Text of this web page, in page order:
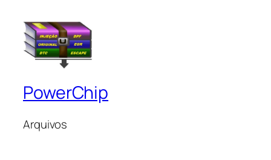
PowerChip
Arquivos